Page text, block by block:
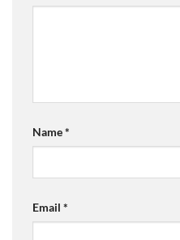
Name*
Email *